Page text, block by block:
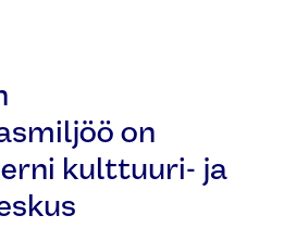
on
kulttuuri- ja